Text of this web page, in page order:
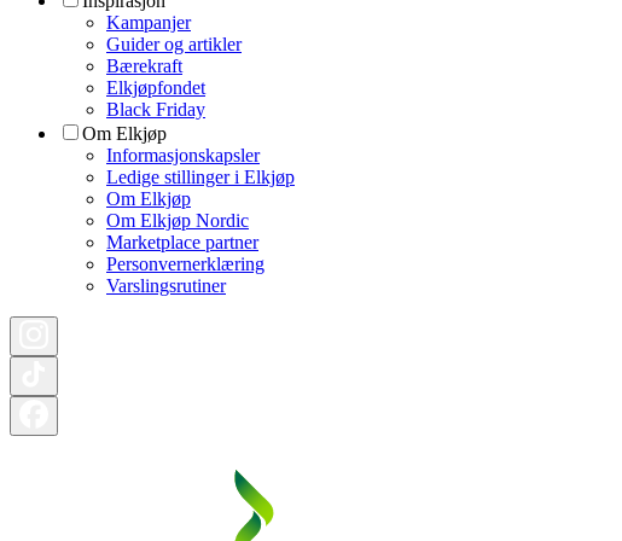
Kampanjer
Guider og artikler
Bærekraft
Elkjøpfondet
Black Friday
Om Elkjøp
Informasjonskapsler
Ledige stillinger i Elkjøp
Om Elkjøp
Om Elkjøp Nordic
Marketplace partner
Personvernerklæring
Varslingsrutiner